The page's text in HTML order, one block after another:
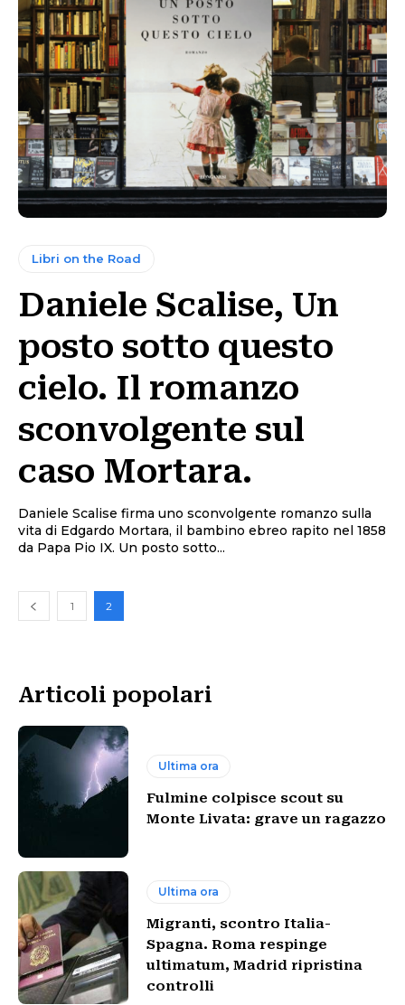
Libri on the Road
Daniele Scalise, Un
posto sotto questo
cielo. Il romanzo
sconvolgente sul
caso Mortara.
Daniele Scalise firma uno sconvolgente romanzo sulla
vita di Edgardo Mortara, il bambino ebreo rapito nel 1858
da Papa Pio IX. Un posto sotto...
1 2
Articoli popolari
Ultima ora
Fulmine colpisce scout su
Monte Livata: grave un ragazzo
Ultima ora
Migranti, scontro Italia-
Spagna. Roma respinge
ultimatum, Madrid ripristina
controlli